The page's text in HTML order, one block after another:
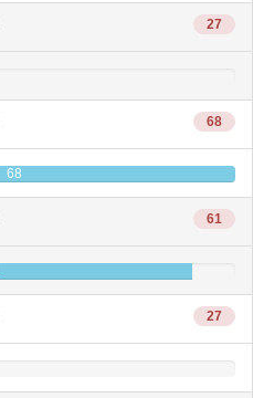
27
68
68
61
27